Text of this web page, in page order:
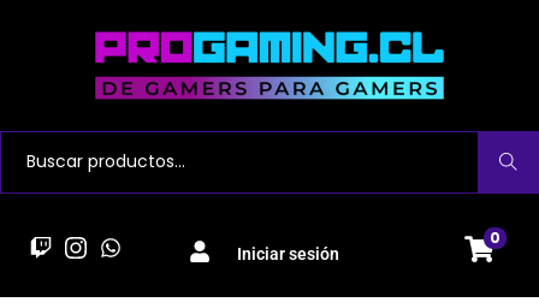
Buscar
Iniciar sesión
0